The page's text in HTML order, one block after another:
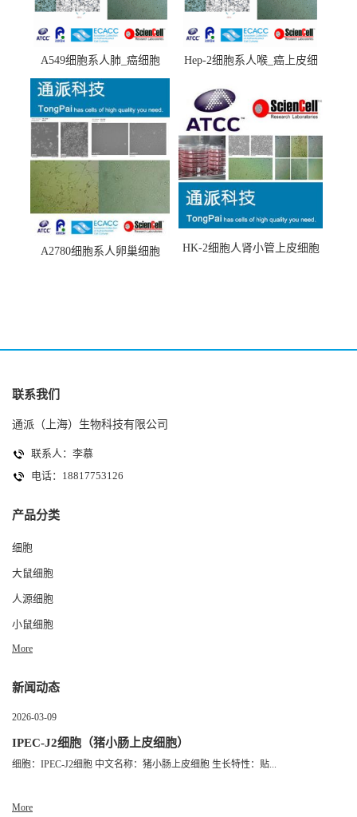
A549细胞系人肺_癌细胞
(A549细胞)
Hep-2细胞系人喉_癌上皮细
A2780细胞系人卵巢细胞
HK-2细胞人肾小管上皮细胞
联系我们
通派（上海）生物科技有限公司
联系人：李慕
电话：18817753126
产品分类
细胞
大鼠细胞
人源细胞
小鼠细胞
More
新闻动态
2026-03-09
IPEC-J2细胞（猪小肠上皮细胞）
细胞：IPEC-J2细胞 中文名称：猪小肠上皮细胞 生长特性：贴...
More